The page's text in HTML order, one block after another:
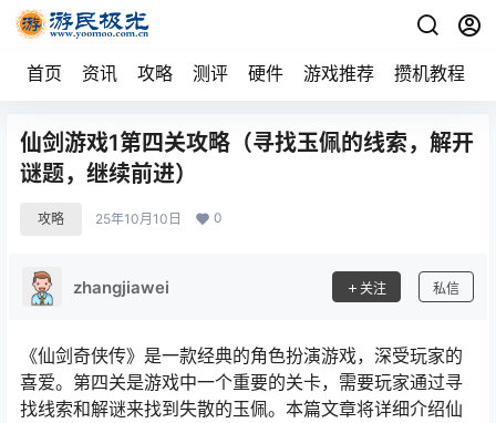
首页 资讯 攻略 测评 硬件 游戏推荐 攒机教程
仙剑游戏1第四关攻略（寻找玉佩的线索，解开
谜题，继续前进）
攻略 25年10月10日 0
zhangjiawei 关注 私信
《仙剑奇侠传》是一款经典的角色扮演游戏，深受玩家的
喜爱。第四关是游戏中一个重要的关卡，需要玩家通过寻
找线索和解谜来找到失散的玉佩。本篇文章将详细介绍仙